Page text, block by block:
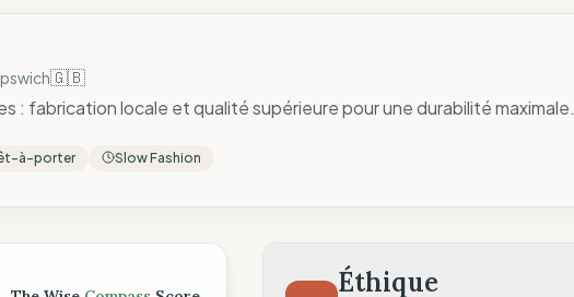
🇬🇧
: fabrication locale et qualité supérieure pour une durabilité maximale.
à-porter Slow Fashion
Éthique